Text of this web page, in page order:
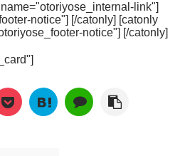
link"]
notice"] [/catonly] [catonly
notice"] [/catonly]